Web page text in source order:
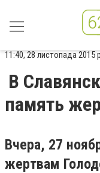
11:40, 28 листопада 2015
В
память
Вчера, 27
жертвам